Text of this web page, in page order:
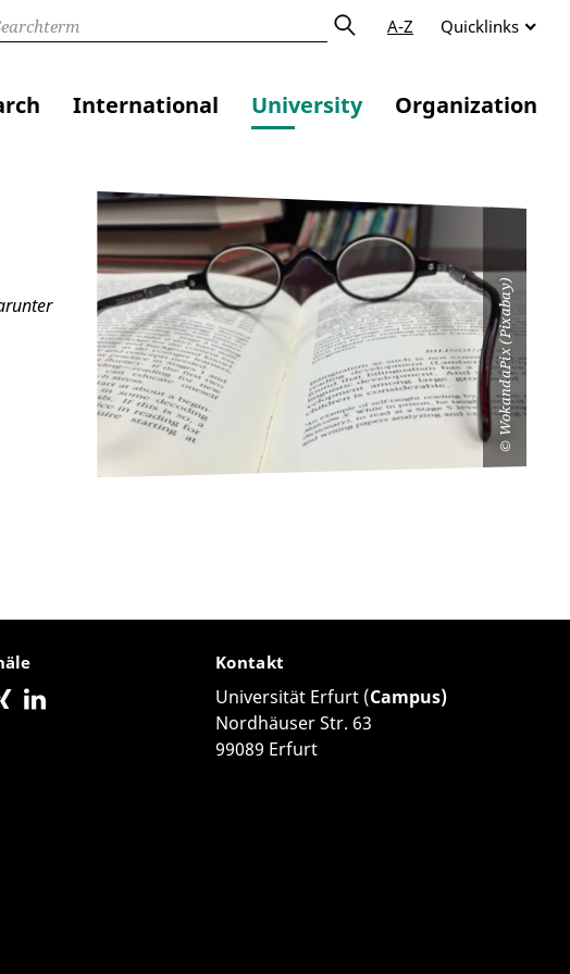
A-Z Quicklinks
International University Organization
©
WokandaPix (Pixabay)
Kontakt
Universität Erfurt (Campus)
Nordhäuser Str. 63
99089 Erfurt